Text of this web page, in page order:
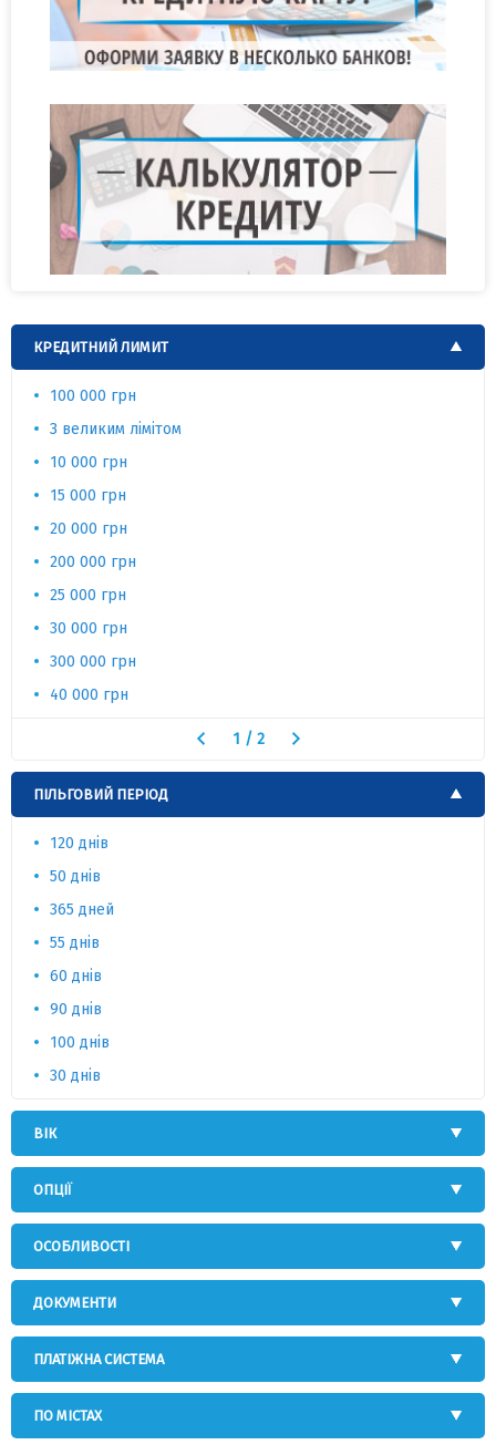
КРЕДИТНИЙ ЛИМИТ
100 000 грн
З великим лімітом
10 000 грн
15 000 грн
20 000 грн
200 000 грн
25 000 грн
30 000 грн
300 000 грн
40 000 грн
1 / 2
ПІЛЬГОВИЙ ПЕРІОД
120 днів
50 днів
365 дней
55 днів
60 днів
90 днів
100 днів
30 днів
ВІК
ОПЦІЇ
ОСОБЛИВОСТІ
ДОКУМЕНТИ
ПЛАТІЖНА СИСТЕМА
ПО МІСТАХ